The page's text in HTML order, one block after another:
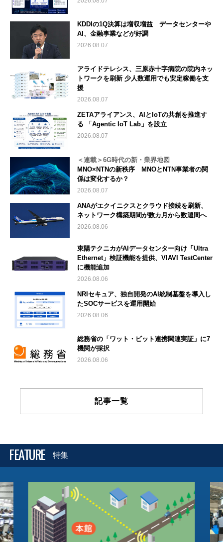
KDDIの1Q決算は増収増益 データセンターや
AI、金融事業などが好調
2026.08.07
アライドテレシス、三原赤十字病院の院内ネッ
トワークを刷新 少人数運用でも安定稼働を支
援
2026.08.07
ZETAアライアンス、AIとIoTの共創を推進す
る 「Agentic IoT Lab」を設立
2026.08.07
＜連載＞6G時代の新・業界地図
MNO×NTNの新秩序 MNOとNTN事業者の関
係は変化するか？
2026.08.07
ANAがエクイニクスとクラウド接続を刷新、
ネットワーク構築期間が数カ月から数週間へ
2026.08.06
東陽テクニカがAIデータセンター向け「Ultra
Ethernet」検証機能を提供、VIAVI TestCenter
に機能追加
2026.08.06
NRIセキュア、独自開発のAI統制基盤を導入し
たSOCサービスを運用開始
2026.08.06
総務省の「ワット・ビット連携関連実証」に7
機関が採択
2026.08.06
記事一覧
FEATURE 特集